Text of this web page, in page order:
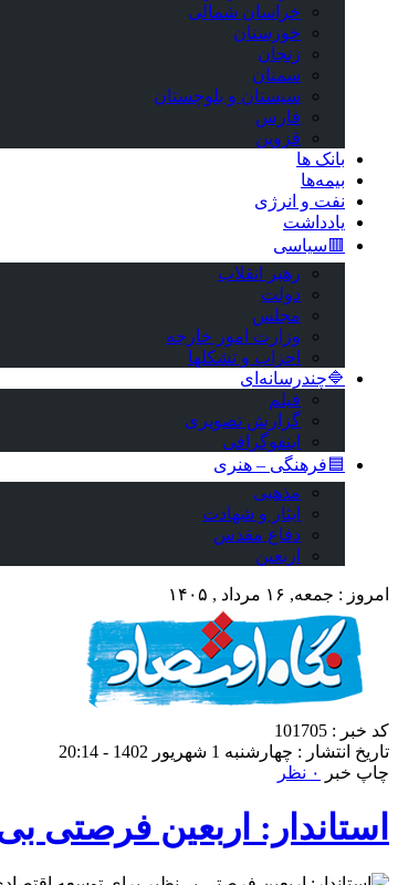
خراسان شمالی
خوزستان
زنجان
سمنان
سیستان و بلوچستان
فارس
قزوین
بانک ها
بیمه‌ها
نفت و انرژی
یادداشت
🟥سیاسی
رهبر انقلاب
دولت
مجلس
وزارت امور خارجه
احزاب و تشکلها
🔷چندرسانه‌ای
فیلم
گزارش تصویری
اینفوگرافی
🟦فرهنگی – هنری
مذهبی
ایثار و شهادت
دفاع مقدس
اربعین
امروز : جمعه, ۱۶ مرداد , ۱۴۰۵
کد خبر : 101705
تاریخ انتشار : چهارشنبه 1 شهریور 1402 - 20:14
چاپ خبر
۰ نظر
استاندار: اربعین فرصتی